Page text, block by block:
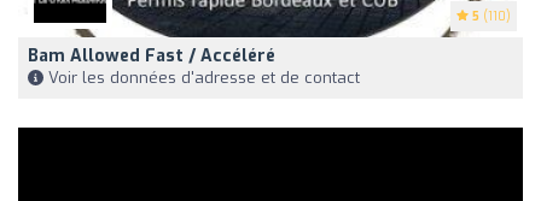
5 (110)
Bam Allowed Fast / Accéléré
Voir les données d'adresse et de contact